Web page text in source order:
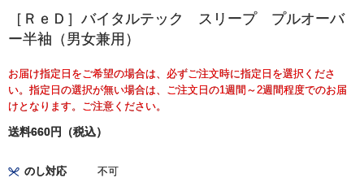
［ＲｅＤ］バイタルテック スリープ プルオーバ
ー半袖（男女兼用）
お届け指定日をご希望の場合は、必ずご注文時に指定日を選択くださ
い。指定日の選択が無い場合は、ご注文日の1週間～2週間程度でのお届
けとなります。ご注意ください。
送料660円（税込）
のし対応 不可